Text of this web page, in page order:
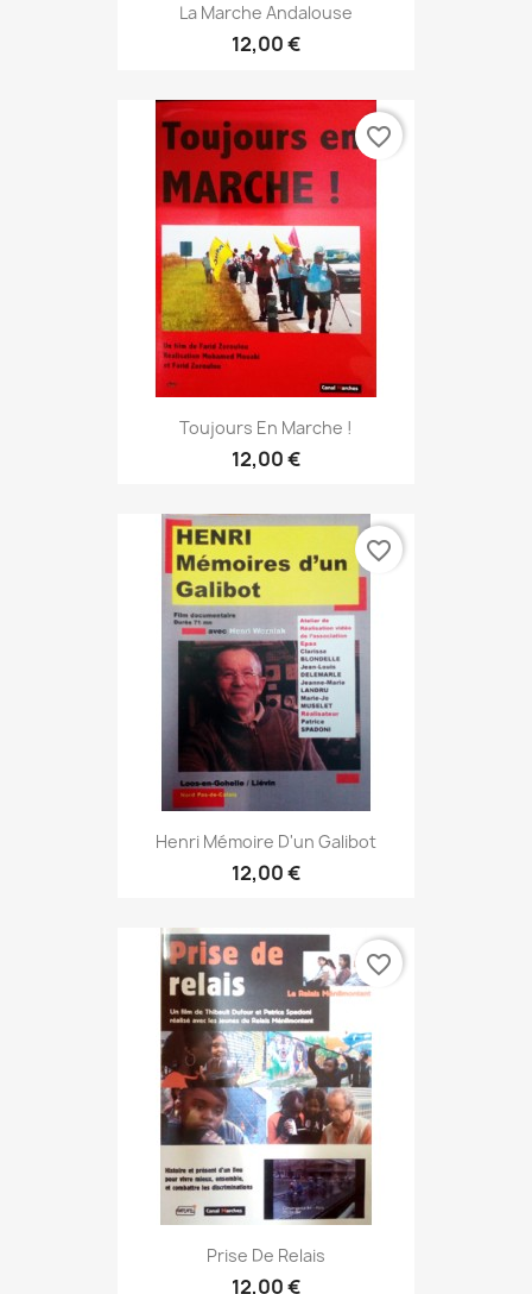
La Marche Andalouse
12,00 €
Toujours En Marche !
12,00 €
favorite_border
Henri Mémoire D'un Galibot
12,00 €
favorite_border
Prise De Relais
12,00 €
favorite_border